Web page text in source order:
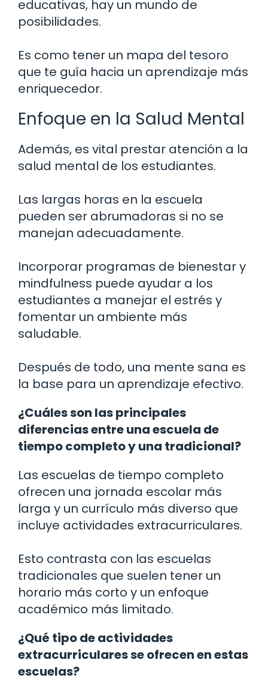
educativas, hay un mundo de
posibilidades.
Es como tener un mapa del tesoro
que te guía hacia un aprendizaje más
enriquecedor.
Enfoque en la Salud Mental
Además, es vital prestar atención a la
salud mental de los estudiantes.
Las largas horas en la escuela
pueden ser abrumadoras si no se
manejan adecuadamente.
Incorporar programas de bienestar y
mindfulness puede ayudar a los
estudiantes a manejar el estrés y
fomentar un ambiente más
saludable.
Después de todo, una mente sana es
la base para un aprendizaje efectivo.
¿Cuáles son las principales
diferencias entre una escuela de
tiempo completo y una tradicional?
Las escuelas de tiempo completo
ofrecen una jornada escolar más
larga y un currículo más diverso que
incluye actividades extracurriculares.
Esto contrasta con las escuelas
tradicionales que suelen tener un
horario más corto y un enfoque
académico más limitado.
¿Qué tipo de actividades
extracurriculares se ofrecen en estas
escuelas?